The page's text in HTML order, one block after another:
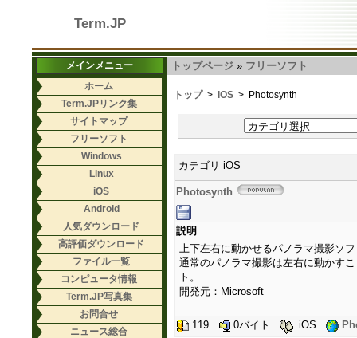
Term.JP
メインメニュー
ホーム
Term.JPリンク集
サイトマップ
フリーソフト
Windows
Linux
iOS
Android
人気ダウンロード
高評価ダウンロード
ファイル一覧
コンピュータ情報
Term.JP写真集
お問合せ
ニュース総合
トップページ » フリーソフト
トップ> iOS > Photosynth
カテゴリ iOS
Photosynth
説明
上下左右に動かせるパノラマ撮影ソ
通常のパノラマ撮影は左右に動かす
ト。
開発元：Microsoft
119 0バイト iOS